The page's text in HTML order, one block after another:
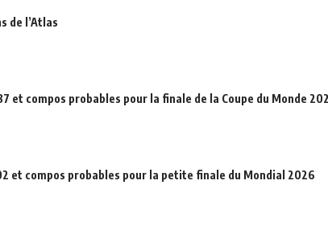
de l’Atlas
et compos probables pour la finale de la Coupe du Monde
et compos probables pour la petite finale du Mondial 2026